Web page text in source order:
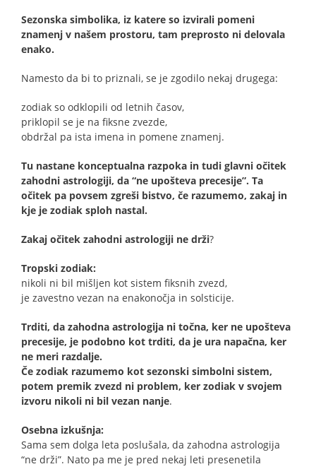
Sezonska simbolika, iz katere so izvirali pomeni
znamenj v našem prostoru, tam preprosto ni delovala
enako.
Namesto da bi to priznali, se je zgodilo nekaj drugega:
zodiak so odklopili od letnih časov,
priklopil se je na fiksne zvezde,
obdržal pa ista imena in pomene znamenj.
Tu nastane konceptualna razpoka in tudi glavni očitek
zahodni astrologiji, da “ne upošteva precesije”. Ta
očitek pa povsem zgreši bistvo, če razumemo, zakaj in
kje je zodiak sploh nastal.
Zakaj očitek zahodni astrologiji ne drži?
Tropski zodiak:
nikoli ni bil mišljen kot sistem fiksnih zvezd,
je zavestno vezan na enakonočja in solsticije.
Trditi, da zahodna astrologija ni točna, ker ne upošteva
precesije, je podobno kot trditi, da je ura napačna, ker
ne meri razdalje.
Če zodiak razumemo kot sezonski simbolni sistem,
potem premik zvezd ni problem, ker zodiak v svojem
izvoru nikoli ni bil vezan nanje.
Osebna izkušnja:
Sama sem dolga leta poslušala, da zahodna astrologija
“ne drži”. Nato pa me je pred nekaj leti presenetila